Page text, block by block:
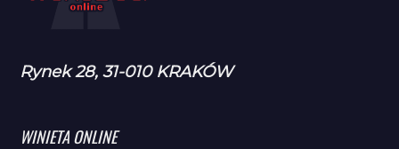
Rynek 28, 31-010 KRAKÓW
WINIETA ONLINE